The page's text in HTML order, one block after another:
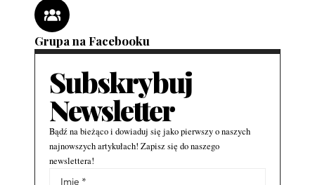
Grupa na Facebooku
Subskrybuj
Newsletter
Bądź na bieżąco i dowiaduj się jako pierwszy o naszych
najnowszych artykułach! Zapisz się do naszego
newslettera!
Alternative: